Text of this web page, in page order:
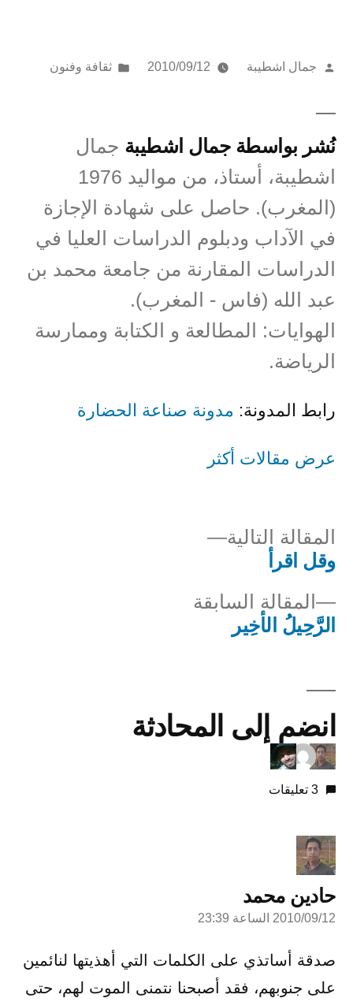
تمّ
بواسطة
جمال اشطيبة 2010/09/12
نُشر
ثقافة وفنون
نُشر بواسطة جمال اشطيبة جمال
اشطيبة، أستاذ، من مواليد 1976
(المغرب). حاصل على شهادة الإجازة
في الآداب ودبلوم الدراسات العليا في
الدراسات المقارنة من جامعة محمد بن
عبد الله (فاس - المغرب).
الهوايات: المطالعة و الكتابة وممارسة
الرياضة.
رابط المدونة: مدونة صناعة الحضارة
عرض مقالات أكثر
تصفّح
المقالاتالمقالة السابقة
الرَّحِيلُ الأخِير
المقالة التالية
المقالة
وقل اقرأ
انضم إلى المحادثة
3 تعليقات
حادين محمد
قال:
2010/09/12 الساعة 23:39
صدقة أساتذي على الكلمات التي أهذيتها لنائمين
على جنوبهم، فقد أصبحنا نتمنى الموت لهم، حتى